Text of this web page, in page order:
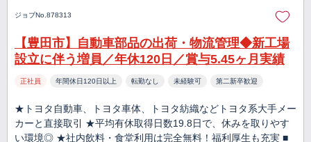
ジョブNo.878313
【豊田市】自動車部品の出荷・物流管理◆新工場
設立に伴う増員／年休120日／賞与5.45ヶ月実績
正社員 年間休日120日以上 転勤なし 未経験可 第二新卒歓迎
★トヨタ自動車、トヨタ車体、トヨタ紡織などトヨタ系大手メー
カーと直接取引 ★平均有休取得日数19.8日で、休みを取りやす
い環境◎ ★社内飲料・食堂利用は完全無料！福利厚生も充実 ■